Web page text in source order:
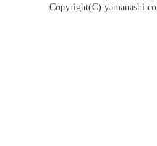
Copyright(C) yamanashi